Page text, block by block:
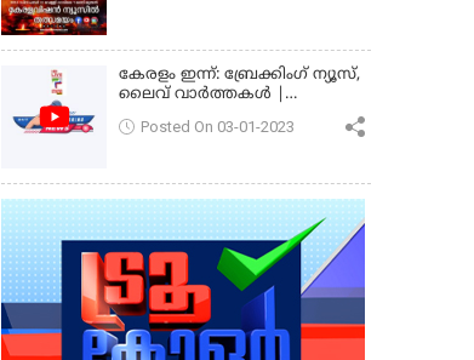
കേരളം ഇന്ന്: ബ്രേക്കിംഗ് ന്യൂസ്,
ലൈവ് വാർത്തകൾ |
Posted On 03-01-2023